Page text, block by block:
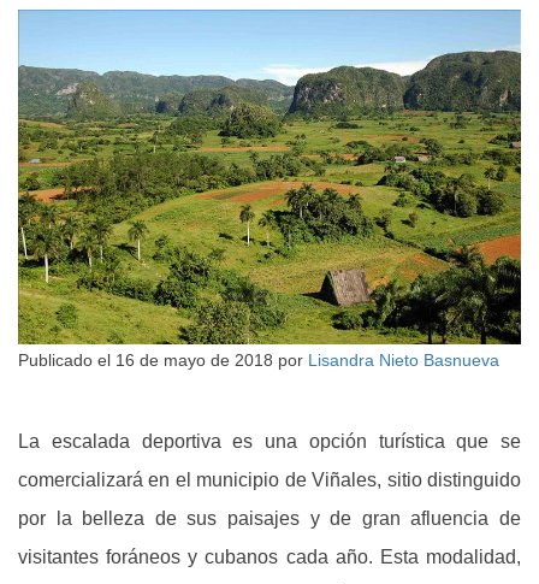
Publicado el 16 de mayo de 2018 por Lisandra Nieto Basnueva
La escalada deportiva es una opción turística que se
comercializará en el municipio de Viñales, sitio distinguido
por la belleza de sus paisajes y de gran afluencia de
visitantes foráneos y cubanos cada año. Esta modalidad,